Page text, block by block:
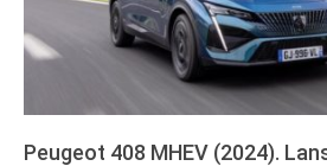
Peugeot 408 MHEV (2024).